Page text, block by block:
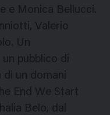
e Monica Bellucci.
Valerio
Un
pubblico di
di un domani
End We Start
Belo, dal